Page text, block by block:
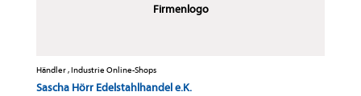
Firmenlogo
Händler , Industrie Online-Shops
Sascha Hörr Edelstahlhandel e.K.